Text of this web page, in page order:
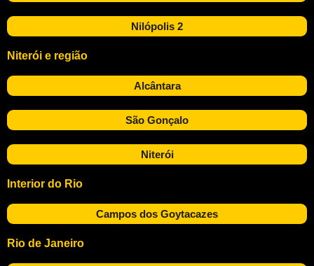
Nilópolis 2
Niterói e região
Alcântara
São Gonçalo
Niterói
Interior do Rio
Campos dos Goytacazes
Rio de Janeiro